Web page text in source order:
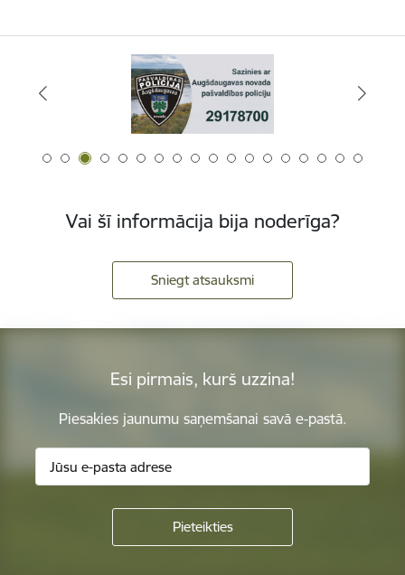
Vai šī informācija bija noderīga?
Sniegt atsauksmi
Esi pirmais, kurš uzzina!
Piesakies jaunumu saņemšanai savā e-pastā.